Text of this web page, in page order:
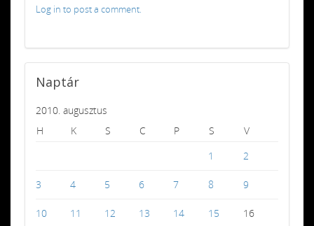
Log in to post a comment.
Naptár
2010. augusztus
H
K S C P S
V
1
2
3 4 5 6 7 8 9
10 11 12 13 14 15 16